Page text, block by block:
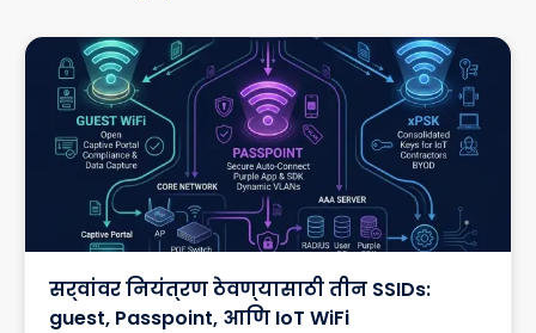
सर्वांवर नियंत्रण ठेवण्यासाठी तीन SSIDs:
guest, Passpoint, आणि IoT WiFi